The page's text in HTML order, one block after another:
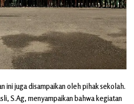
ini juga disampaikan oleh pihak sekolah.
S.Ag, menyampaikan bahwa kegiatan